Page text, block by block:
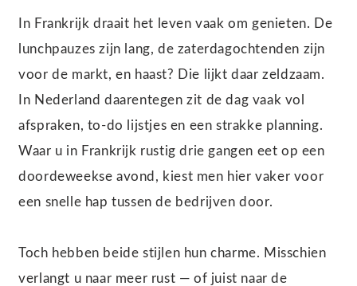
In Frankrijk draait het leven vaak om genieten. De
lunchpauzes zijn lang, de zaterdagochtenden zijn
voor de markt, en haast? Die lijkt daar zeldzaam.
In Nederland daarentegen zit de dag vaak vol
afspraken, to-do lijstjes en een strakke planning.
Waar u in Frankrijk rustig drie gangen eet op een
doordeweekse avond, kiest men hier vaker voor
een snelle hap tussen de bedrijven door.
Toch hebben beide stijlen hun charme. Misschien
verlangt u naar meer rust — of juist naar de